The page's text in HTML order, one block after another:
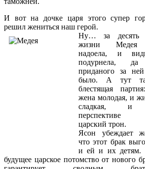
И вот на дочке царя этого супер
решил жениться наш герой.
Ну… за десять
жизни
надоела, и
подурнела,
приданого за
было. А тут
блестящая
жена молодая, и
сладкая,
царский трон.
Ясон убеждает
что этот брак
и ей и их детям.
будущее царское потомство от нового